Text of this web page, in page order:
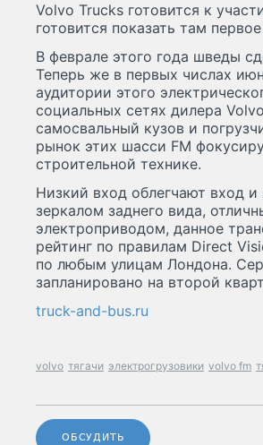
Volvo Trucks готовится к
готовится показать там
В феврале этого года шведы
Теперь же в первых числах
аудитории этого
социальных сетях дилера
самосвальный кузов и
рынок этих шасси FM
строительной технике.
Низкий вход облегчают вход
зеркалом заднего вида,
электроприводом, данное
рейтинг по правилам Direct
по любым улицам Лондона.
запланировано на второй
truck-and-bus.ru
volvo тягачи электрогрузовики volvo fm
ОБСУДИТЬ